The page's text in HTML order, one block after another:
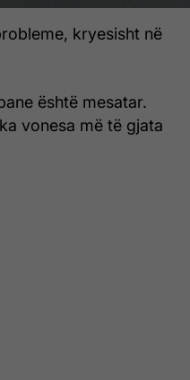
kryesisht në
është mesatar.
vonesa më të gjata